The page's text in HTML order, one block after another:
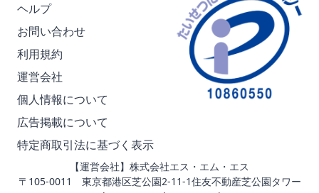
ヘルプ
お問い合わせ
利用規約
運営会社
個人情報について
広告掲載について
特定商取引法に基づく表示
【運営会社】株式会社エス・エム・エス
〒105-0011 東京都港区芝公園2-11-1住友不動産芝公園タワー